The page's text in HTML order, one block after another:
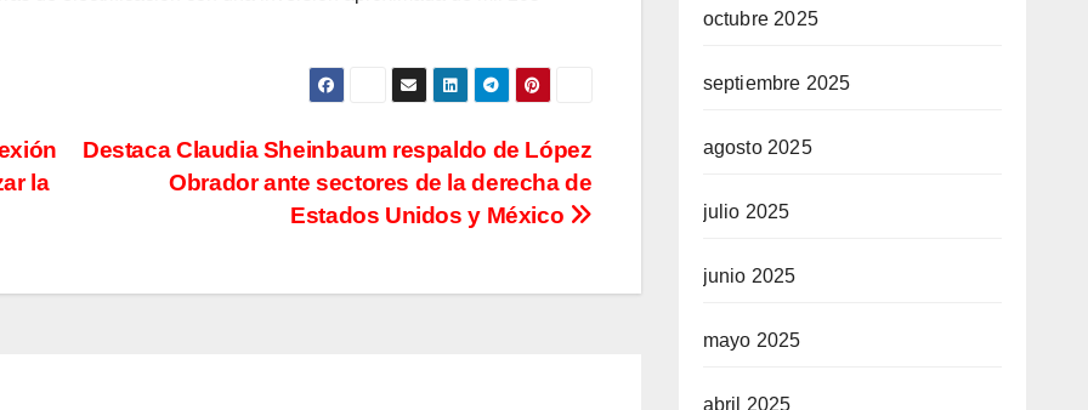
Destaca Claudia Sheinbaum respaldo de López
Obrador ante sectores de la derecha de
Estados Unidos y México
la
octubre 2025
septiembre 2025
agosto 2025
julio 2025
junio 2025
mayo 2025
abril 2025